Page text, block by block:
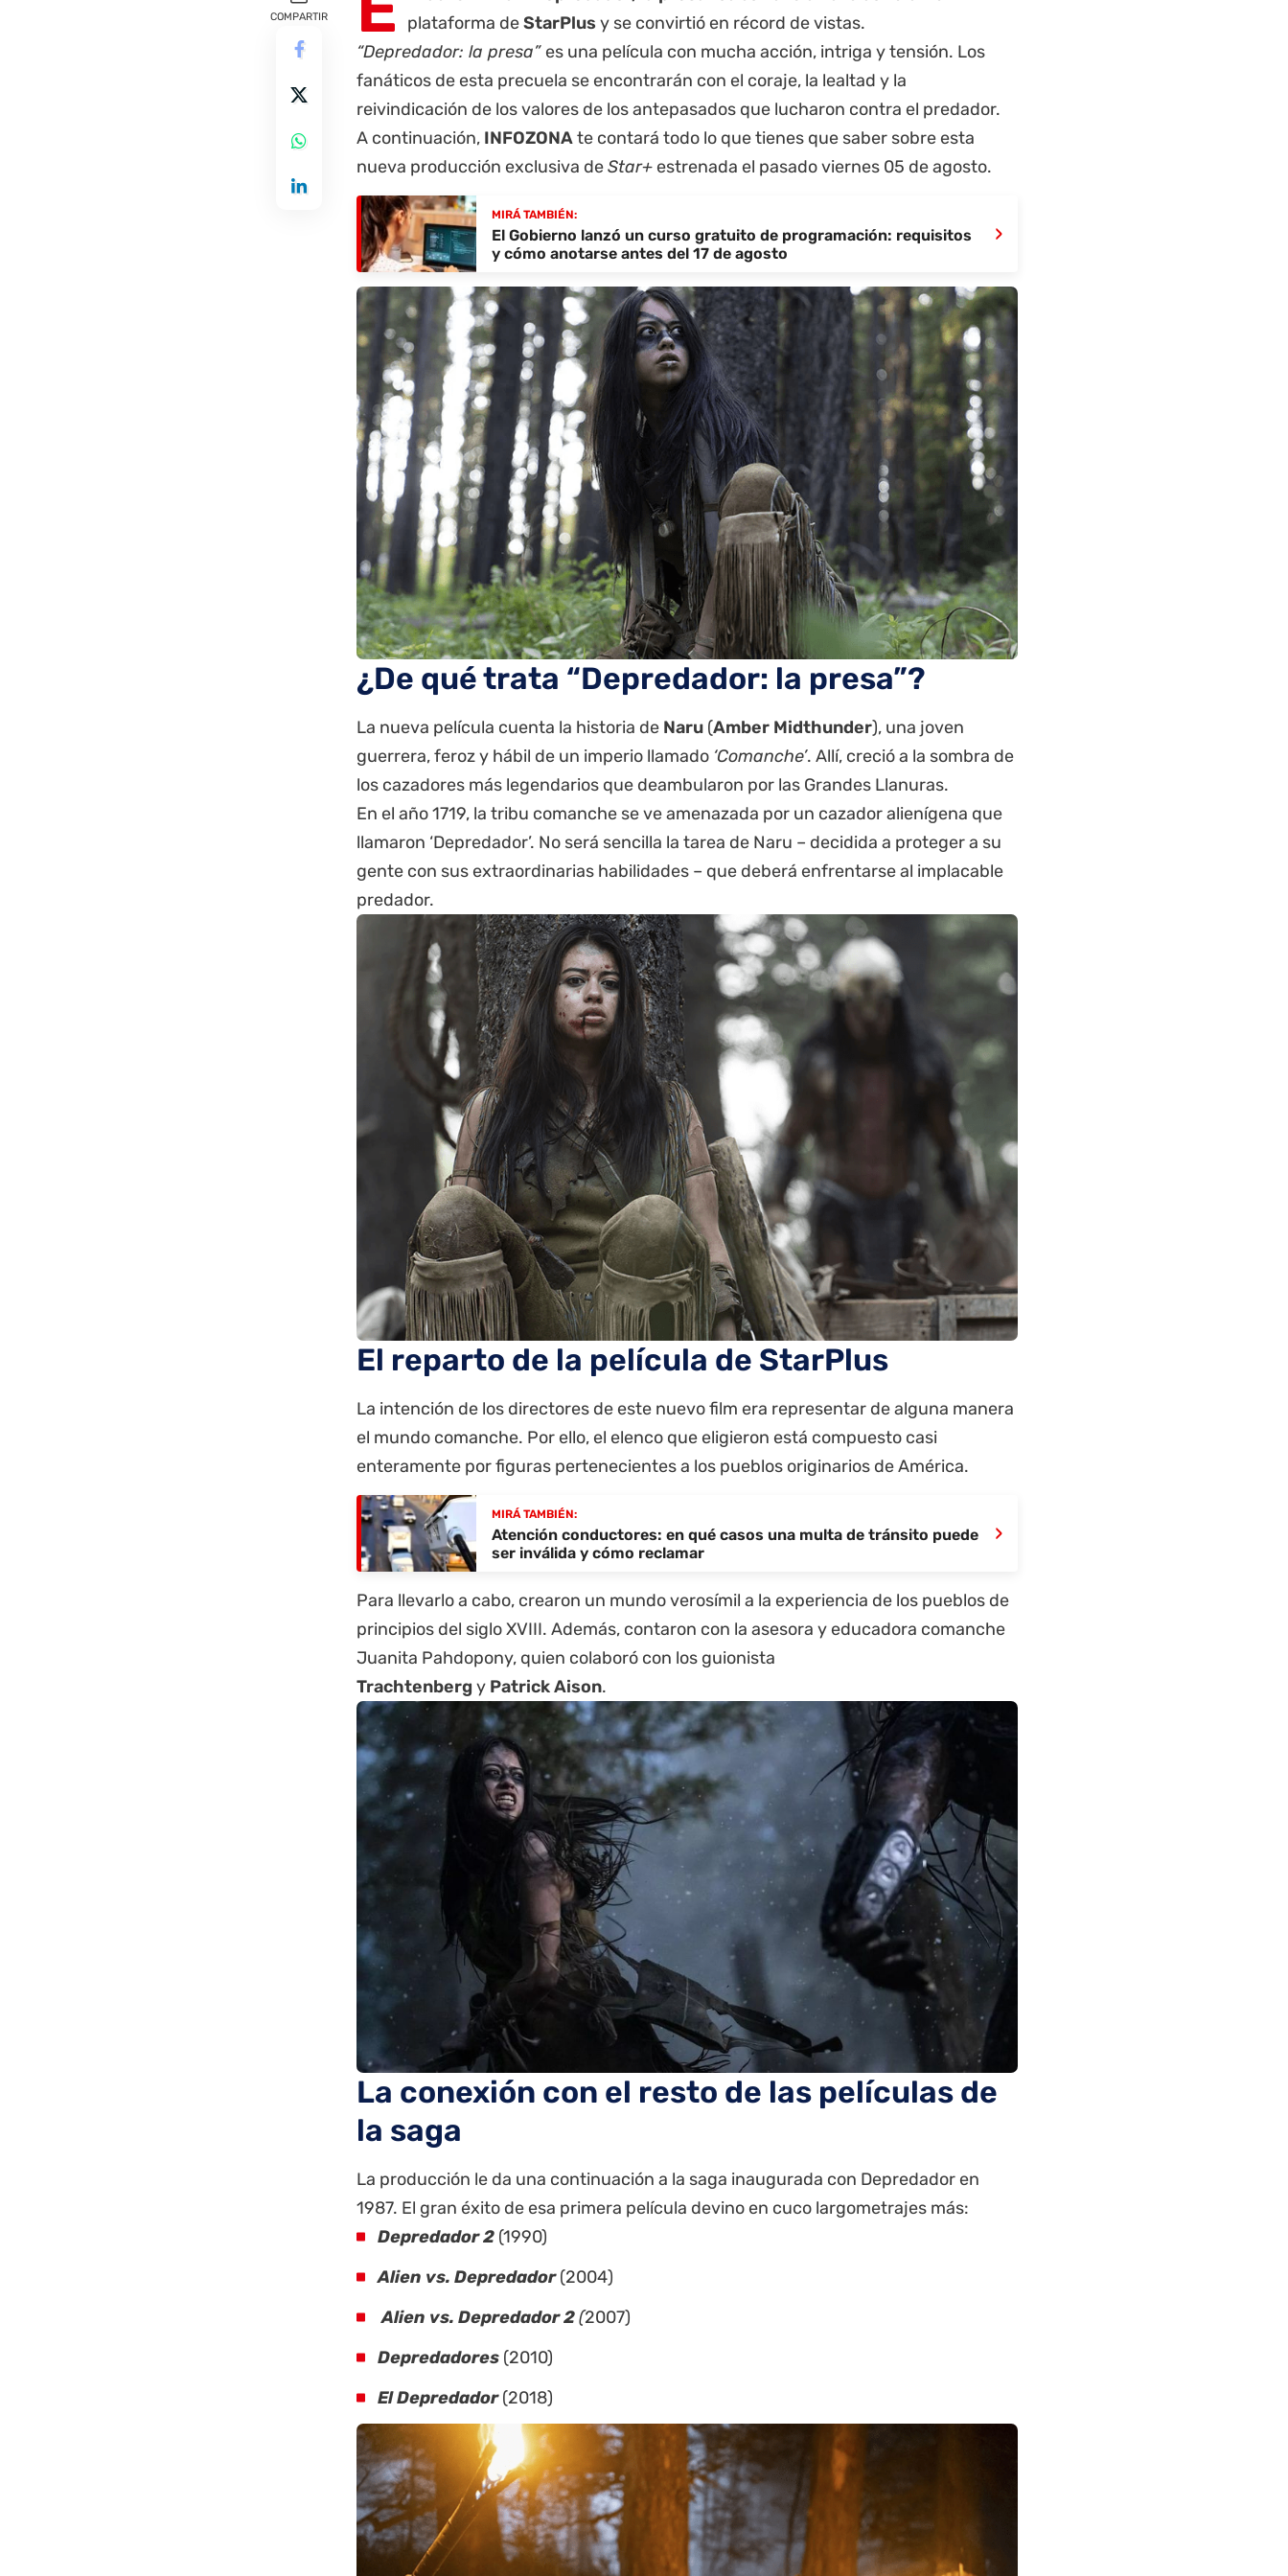
COMPARTIR
plataforma deStarPlus y se convirtió en récord de vistas.
“Depredador: la presa” es una película con mucha acción, intriga y tensión. Los
fanáticos de esta precuela se encontrarán con el coraje, la lealtad y la
reivindicación de los valores de los antepasados que lucharon contra el predador.
A continuación, INFOZONAte contará todo lo que tienes que saber sobre esta
nueva producción exclusiva deStar+ estrenada el pasado viernes 05 de agosto.
MIRÁ TAMBIÉN:
El Gobierno lanzó un curso gratuito de programación: requisitos
y cómo anotarse antes del 17 de agosto
›
¿De qué trata “Depredador: la presa”?
La nueva película cuenta la historia de Naru (Amber Midthunder), una joven
guerrera, feroz y hábil de un imperio llamado ‘Comanche’. Allí, creció a la sombra de
los cazadores más legendarios que deambularon por las Grandes Llanuras.
En el año 1719, la tribu comanche se ve amenazada por un cazador alienígena que
llamaron ‘Depredador’. No será sencilla la tarea de Naru – decidida a proteger a su
gente con sus extraordinarias habilidades – que deberá enfrentarse al implacable
predador.
El reparto de la película de StarPlus
La intención de los directores de este nuevo film era representar de alguna manera
el mundo comanche. Por ello, el elenco que eligieron está compuesto casi
enteramente por figuras pertenecientes a los pueblos originarios de América.
MIRÁ TAMBIÉN:
Atención conductores: en qué casos una multa de tránsito puede
ser inválida y cómo reclamar
›
Para llevarlo a cabo, crearon un mundo verosímil a la experiencia de los pueblos de
principios del siglo XVIII. Además, contaron con la asesora y educadora comanche
Juanita Pahdopony, quien colaboró con los guionista
Trachtenberg y Patrick Aison.
La conexión con el resto de las películas de
la saga
La producción le da una continuación a la saga inaugurada con Depredador en
1987. El gran éxito de esa primera película devino en cuco largometrajes más:
Depredador 2 (1990)
Alien vs. Depredador(2004)
Alien vs. Depredador 2(2007)
Depredadores (2010)
El Depredador (2018)